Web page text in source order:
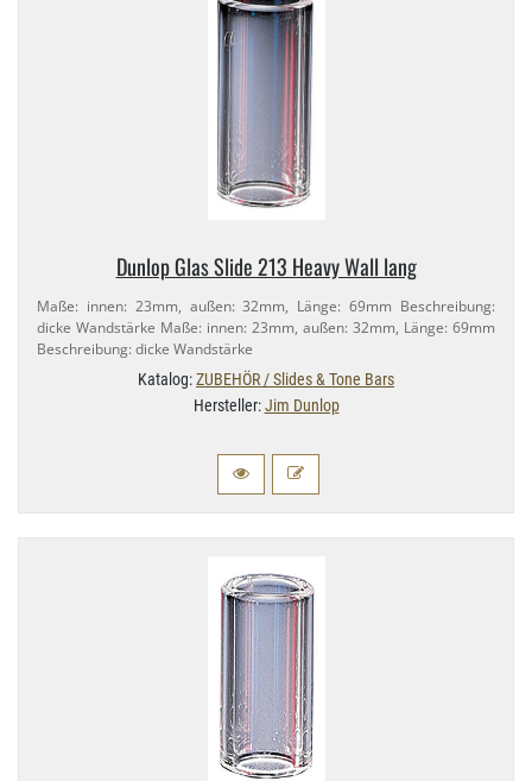
Dunlop Glas Slide 213 Heavy Wall lang
Maße: innen: 23mm, außen: 32mm, Länge: 69mm Beschreibung:
dicke Wandstärke Maße: innen: 23mm, außen: 32mm, Länge: 69mm
Beschreibung: dicke Wandstärke
Katalog:ZUBEHÖR / Slides & Tone Bars
Hersteller:Jim Dunlop